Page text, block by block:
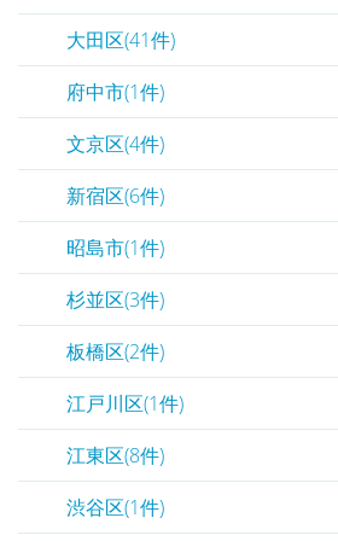
大田区(41件)
府中市(1件)
文京区(4件)
新宿区(6件)
昭島市(1件)
杉並区(3件)
板橋区(2件)
江戸川区(1件)
江東区(8件)
渋谷区(1件)